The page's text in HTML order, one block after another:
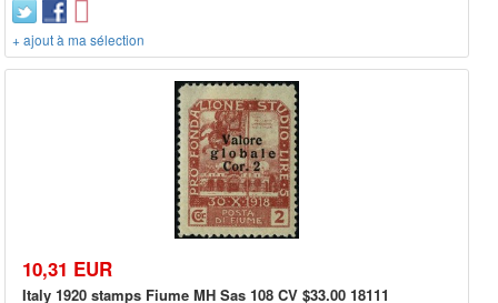
+ ajout à ma sélection
10,31 EUR
Italy 1920 stamps Fiume MH Sas 108 CV $33.00 18111